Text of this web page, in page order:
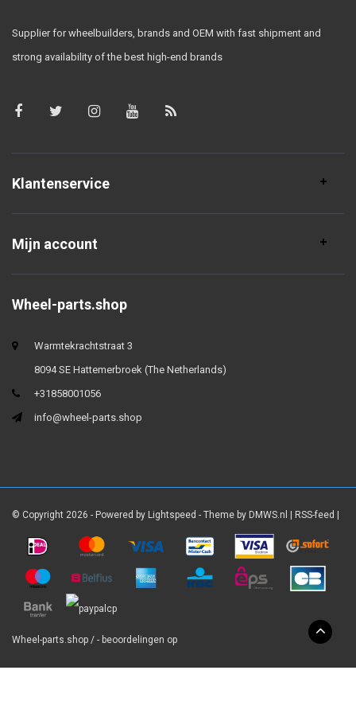
Supplier for wheelbuilders, brands and OEM with fast shipment and
strong availability of the best high-end brands
Klantenservice
Mijn account
Wheel-parts.shop
Warmtekrachtstraat 3
8094 SE Hattemerbroek (The Netherlands)
+31858001056
info@wheel-parts.shop
© Copyright 2026 - Powered by Lightspeed - Theme by DMWS.nl RSS-feed
Wheel-parts.shop / - beoordelingen op